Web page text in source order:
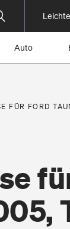
Auto
FÜR FORD